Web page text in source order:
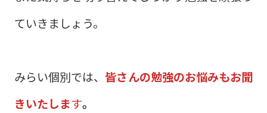
ていきましょう。
みらい個別では、皆さんの勉強のお悩みもお聞
きいたします。